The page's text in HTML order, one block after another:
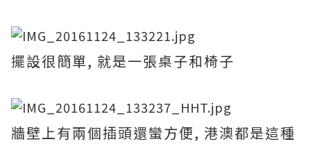
擺設很簡單, 就是一張桌子和椅子
牆壁上有兩個插頭還蠻方便, 港澳都是這種